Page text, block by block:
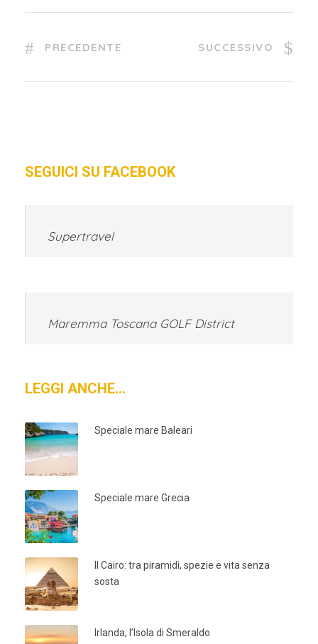
PRECEDENTE SUCCESSIVO
SEGUICI SU FACEBOOK
Supertravel
Maremma Toscana GOLF District
LEGGI ANCHE…
Speciale mare Baleari
Speciale mare Grecia
Il Cairo: tra piramidi, spezie e vita senza
sosta
Irlanda, l’Isola di Smeraldo